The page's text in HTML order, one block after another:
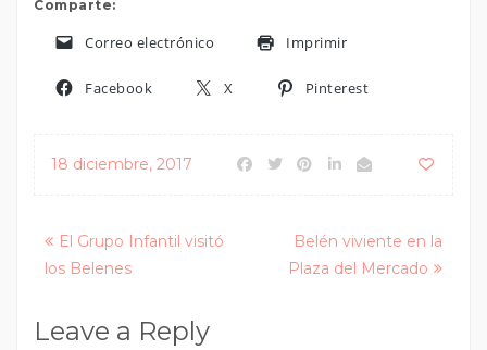
Comparte:
Correo electrónico Imprimir
Facebook X Pinterest
18 diciembre, 2017
Posts
navigation
El Grupo Infantil visitó
los Belenes
Belén viviente en la
Plaza del Mercado
Leave a Reply